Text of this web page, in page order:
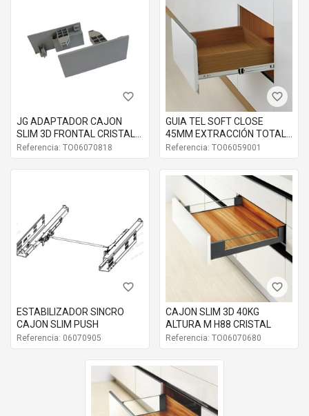
favorite_border
JG ADAPTADOR CAJON
SLIM 3D FRONTAL CRISTAL
ALT M 88
Referencia: TO06070818
favorite_border
GUIA TEL SOFT CLOSE
45MM EXTRACCIÓN TOTAL
45KG
Referencia: TO06059001
favorite_border
ESTABILIZADOR SINCRO
CAJON SLIM PUSH
Referencia: 06070905
favorite_border
CAJON SLIM 3D 40KG
ALTURA M H88 CRISTAL
Referencia: TO06070680